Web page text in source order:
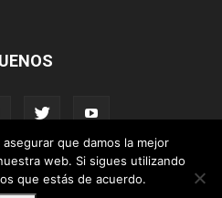
Política de cookies
que damos la mejor
web. Si sigues utilizando
que estás de acuerdo.